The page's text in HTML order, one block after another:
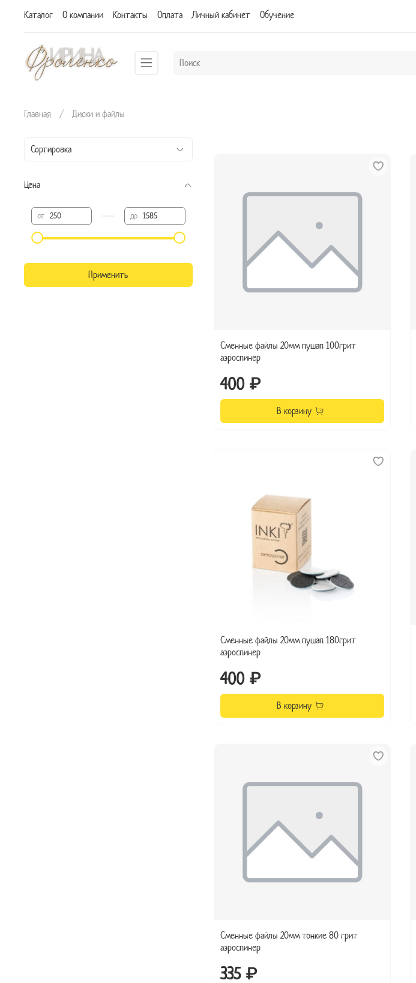
Каталог О компании Контакты Оплата Личный кабинет Обучение
Главная Диски и файлы
Сменные файлы 20мм пушап 100грит
аэроспинер
400 ₽
В корзину
Сменные файлы 20мм пушап 180грит
аэроспинер
400 ₽
В корзину
Сменные файлы 20мм тонкие 80 грит
аэроспинер
335 ₽
Цена
от до
Применить